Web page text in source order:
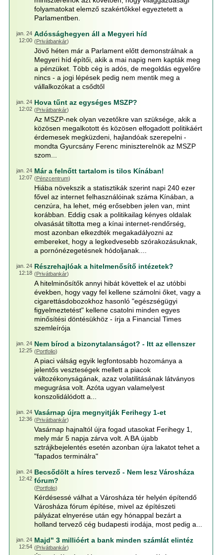
folyamatokat elemző szakértőkkel egyeztetett a
Parlamentben.
jan. 24
12:00
Adóssághegyen áll a Megyeri híd
(Privátbankár)
Jövő héten már a Parlament előtt demonstrálnak a
Megyeri híd építői, akik a mai napig nem kapták meg
a pénzüket. Több cég is adós, de megoldás egyelőre
nincs - a jogi lépések pedig nem mentik meg a
vállalkozókat a csődtől
jan. 24
12:02
Hova tűnt az egységes MSZP?
(Privátbankár)
Az MSZP-nek olyan vezetőkre van szüksége, akik a
közösen megalkotott és közösen elfogadott politikáért
érdemesek megküzdeni, hajlandóak szerepelni -
mondta Gyurcsány Ferenc miniszterelnök az MSZP
szom...
jan. 24
12:07
Már a felnőtt tartalom is tilos Kínában!
(Pénzcentrum)
Hiába növekszik a statisztikák szerint napi 240 ezer
fővel az internet felhasználóinak száma Kínában, a
cenzúra, ha lehet, még erősebben jelen van, mint
korábban. Eddig csak a politikailag kényes oldalak
olvasását tiltotta meg a kínai internet-rendőrség,
most azonban elkezdték megakadályozni az
embereket, hogy a legkedvesebb szórakozásuknak,
a pornónézegetésnek hódoljanak....
jan. 24
12:18
Részrehajlóak a hitelmenősítő intézetek?
(Privátbankár)
A hitelminősítők annyi hibát követtek el az utóbbi
években, hogy vagy fel kellene számolni őket, vagy a
cigarettásdobozokhoz hasonló "egészségügyi
figyelmeztetést" kellene csatolni minden egyes
minősítési döntésükhöz - írja a Financial Times
szemleírója
jan. 24
12:25
Nem bírod a bizonytalanságot? - Itt az ellenszer
(Portfolio)
A piaci válság egyik legfontosabb hozománya a
jelentős veszteségek mellett a piacok
változékonyságának, azaz volatilitásának látványos
megugrása volt. Azóta ugyan valamelyest
konszolidálódott a...
jan. 24
12:36
Vasárnap újra megnyitják Ferihegy 1-et
(Privátbankár)
Vasárnap hajnaltól újra fogad utasokat Ferihegy 1,
mely már 5 napja zárva volt. A BA újabb
sztrájkbejelentés esetén azonban újra lakatot tehet a
"fapados terminálra"
jan. 24
12:42
Becsődölt a híres tervező - Nem lesz Városháza
fórum?
(Portfolio)
Kérdésessé válhat a Városháza tér helyén építendő
Városháza fórum építése, mivel az építészeti
pályázat elnyerése után egy hónappal bezárt a
holland tervező cég budapesti irodája, most pedig a...
jan. 24
12:54
Majd" 3 millióért a bank minden számlát elintéz
(Privátbankár)